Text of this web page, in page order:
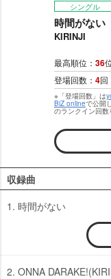
シングル
時間がない
KIRINJI
最高順位： 36
登場回数： 4回
※「登場回数」は
BiZ onlineで公開
のランクイン回数
収録曲
1. 時間がない
2. ONNA